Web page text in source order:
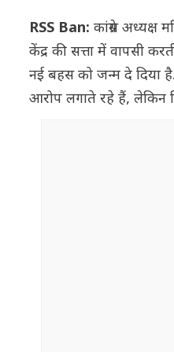
RSS Ban: कांग्रेस
केंद्र की सत्ता में वापसी
नई बहस को जन्म दे दिया
आरोप लगाते रहे हैं, लेकिन